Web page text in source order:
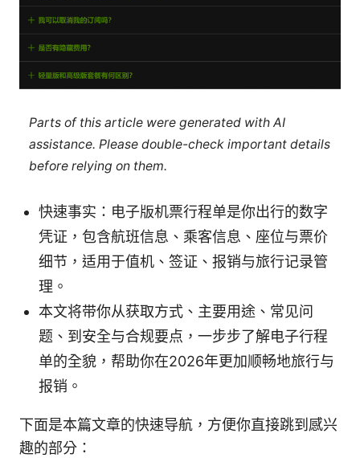
Parts of this article were generated with AI
assistance. Please double-check important details
before relying on them.
快速事实：电子版机票行程单是你出行的数字
凭证，包含航班信息、乘客信息、座位与票价
细节，适用于值机、签证、报销与旅行记录管
理。
本文将带你从获取方式、主要用途、常见问
题、到安全与合规要点，一步步了解电子行程
单的全貌，帮助你在2026年更加顺畅地旅行与
报销。
下面是本篇文章的快速导航，方便你直接跳到感兴
趣的部分：